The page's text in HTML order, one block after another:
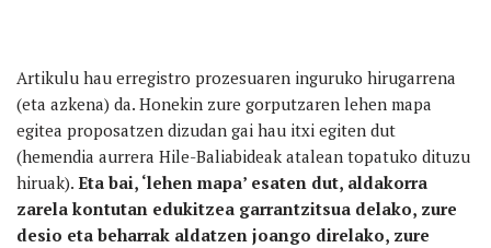
Artikulu hau erregistro prozesuaren inguruko hirugarrena
(eta azkena) da. Honekin zure gorputzaren lehen mapa
egitea proposatzen dizudan gai hau itxi egiten dut
(hemendia aurrera Hile-Baliabideak atalean topatuko dituzu
hiruak). Eta bai, ‘lehen mapa’ esaten dut, aldakorra
zarela kontutan edukitzea garrantzitsua delako, zure
desio eta beharrak aldatzen joango direlako, zure